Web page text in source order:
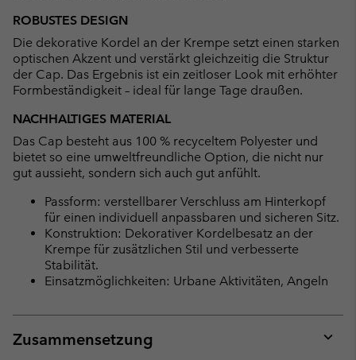
ROBUSTES DESIGN
Die dekorative Kordel an der Krempe setzt einen starken
optischen Akzent und verstärkt gleichzeitig die Struktur
der Cap. Das Ergebnis ist ein zeitloser Look mit erhöhter
Formbeständigkeit – ideal für lange Tage draußen.
NACHHALTIGES MATERIAL
Das Cap besteht aus 100 % recyceltem Polyester und
bietet so eine umweltfreundliche Option, die nicht nur
gut aussieht, sondern sich auch gut anfühlt.
Passform: verstellbarer Verschluss am Hinterkopf
für einen individuell anpassbaren und sicheren Sitz.
Konstruktion: Dekorativer Kordelbesatz an der
Krempe für zusätzlichen Stil und verbesserte
Stabilität.
Einsatzmöglichkeiten: Urbane Aktivitäten, Angeln
Zusammensetzung